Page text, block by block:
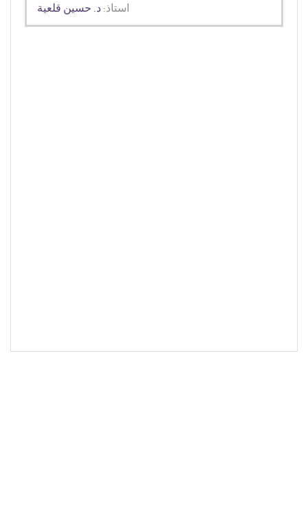
استاذ: د. حسين قلعية